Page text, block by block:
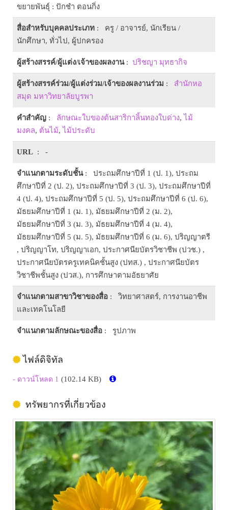
ขยายพันธุ์ : ปักชำ ตอนกิ่ง
สื่อสำหรับบุคคลประเภท : ครู / อาจารย์, นักเรียน /
นักศึกษา, ทั่วไป, ผู้ปกครอง
ผู้สร้างสรรค์/ผู้แต่ง/เจ้าของผลงาน: ปริชญา มุทธากิจ
ผู้สร้างสรรค์ร่วม/ผู้แต่งร่วม/เจ้าของผลงานร่วม : สำนักหอ
สมุด มหาวิทยาลัยบูรพา
คำสำคัญ : ลักษณะใบของต้นสาริกาลิ้นทองใบด่าง, ไม้
มงคล, ต้นไม้, ไม้ประดับ
URL : -
จำแนกตามระดับชั้น: ประถมศึกษาปีที่ 1 (ป. 1), ประถม
ศึกษาปีที่ 2 (ป. 2), ประถมศึกษาปีที่ 3 (ป. 3), ประถมศึกษาปีที่
4 (ป. 4), ประถมศึกษาปีที่ 5 (ป. 5), ประถมศึกษาปีที่ 6 (ป. 6),
มัธยมศึกษาปีที่ 1 (ม. 1), มัธยมศึกษาปีที่ 2 (ม. 2),
มัธยมศึกษาปีที่ 3 (ม. 3), มัธยมศึกษาปีที่ 4 (ม. 4),
มัธยมศึกษาปีที่ 5 (ม. 5), มัธยมศึกษาปีที่ 6 (ม. 6), ปริญญาตรี
, ปริญญาโท, ปริญญาเอก, ประกาศนียบัตรวิชาชีพ (ปวช.) ,
ประกาศนียบัตรครูเทคนิคชั้นสูง (ปทส.) , ประกาศนียบัตร
วิชาชีพชั้นสูง (ปวส.), การศึกษาตามอัธยาศัย
จำแนกตามสาขาวิชาของสื่อ : วิทยาศาสตร์, การงานอาชีพ
และเทคโนโลยี
จำแนกตามลักษณะของสื่อ : รูปภาพ
ไฟล์ดิจิทัล
- ดาวน์โหลด 1 (102.14 KB)
ทรัพยากรที่เกี่ยวข้อง